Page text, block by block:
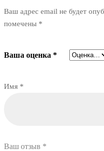
Ваш адрес email не будет
помечены *
Имя *
Ваша оценка *
Ваш отзыв *